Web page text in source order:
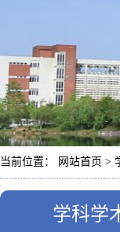
当前位置： 网站首页 >
学科学